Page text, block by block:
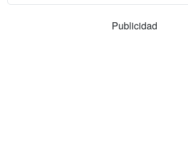
Publicidad